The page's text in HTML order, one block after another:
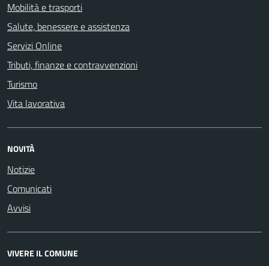
Mobilità e trasporti
Salute, benessere e assistenza
Servizi Online
Tributi, finanze e contravvenzioni
Turismo
Vita lavorativa
NOVITÀ
Notizie
Comunicati
Avvisi
VIVERE IL COMUNE